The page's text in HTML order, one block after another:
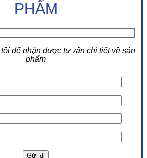
PHẨM
để nhận được tư vấn chi tiết về sản
phẩm